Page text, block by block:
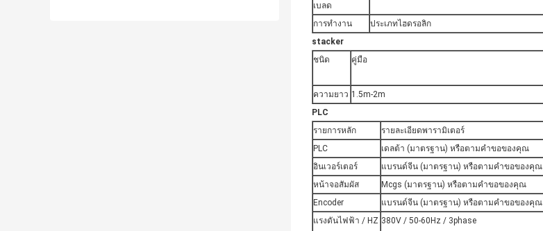
เบลด
การทำงาน
ประเภทไฮดรอลิก
stacker
ชนิด
คู่มือ
ความยาว 1.5m-2m
PLC
รายการหลัก
รายละเอียดพารามิเตอร์
PLC
เดลต้า (มาตรฐาน) หรือตามคำขอของคุณ
อินเวอร์เตอร์
แบรนด์จีน (มาตรฐาน) หรือตามคำขอของคุณ
หน้าจอสัมผัส
Mcgs (มาตรฐาน) หรือตามคำขอของคุณ
Encoder
แบรนด์จีน (มาตรฐาน) หรือตามคำขอของคุณ
แรงดันไฟฟ้า / HZ 380V / 50-60Hz / 3phase